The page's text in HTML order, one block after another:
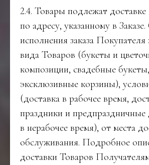
2.4. Товары подлежат
по адресу, указанному в
исполнения заказа Покупателя
вида Товаров (букеты и
композиции, свадебные букеты,
эксклюзивные корзины),
(доставка в рабочее время,
праздники и предпраздничные
в нерабочее время), от места
обслуживания. Подробное
доставки Товаров